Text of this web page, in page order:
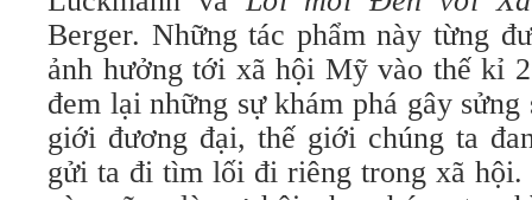
Berger. Những tác phẩm này từng
ảnh hưởng tới xã hội Mỹ vào thế kỉ
đem lại những sự khám phá gây
giới đương đại, thế giới chúng ta
gửi ta đi tìm lối đi riêng trong xã hội.